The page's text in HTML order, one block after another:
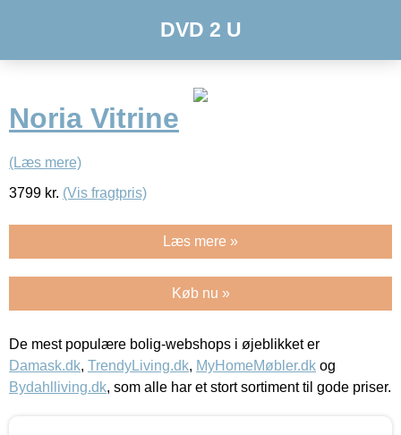
DVD 2 U
Noria Vitrine
(Læs mere)
3799 kr. (Vis fragtpris)
Læs mere »
Køb nu »
De mest populære bolig-webshops i øjeblikket er
Damask.dk, TrendyLiving.dk, MyHomeMøbler.dk og
Bydahlliving.dk, som alle har et stort sortiment til gode priser.